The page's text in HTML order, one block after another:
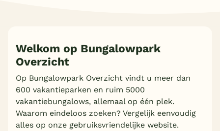
Welkom op Bungalowpark
Overzicht
Op Bungalowpark Overzicht vindt u meer dan
600 vakantieparken en ruim 5000
vakantiebungalows, allemaal op één plek.
Waarom eindeloos zoeken? Vergelijk eenvoudig
alles op onze gebruiksvriendelijke website.